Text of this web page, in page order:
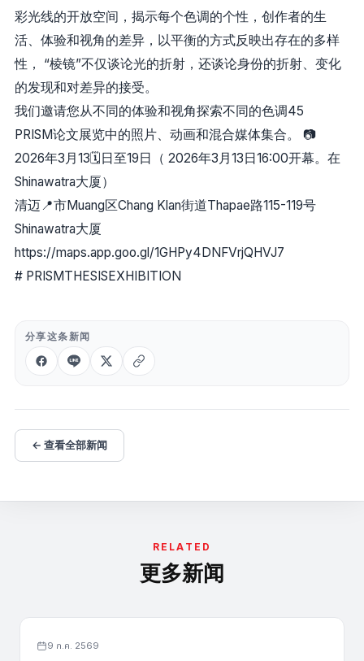
彩光线的开放空间，揭示每个色调的个性，创作者的生
活、体验和视角的差异，以平衡的方式反映出存在的多样
性， “棱镜”不仅谈论光的折射，还谈论身份的折射、变化
的发现和对差异的接受。
我们邀请您从不同的体验和视角探索不同的色调45
PRISM论文展览中的照片、动画和混合媒体集合。 📷
2026年3月13🗓️日至19日（ 2026年3月13日16:00开幕。在
Shinawatra大厦）​
清迈📍市Muang区Chang Klan街道Thapae路115-119号
Shinawatra大厦
https://maps.app.goo.gl/1GHPy4DNFVrjQHVJ7
# PRISMTHESISEXHIBITION
分享这条新闻
← 查看全部新闻
RELATED
更多新闻
9 ก.ค. 2569